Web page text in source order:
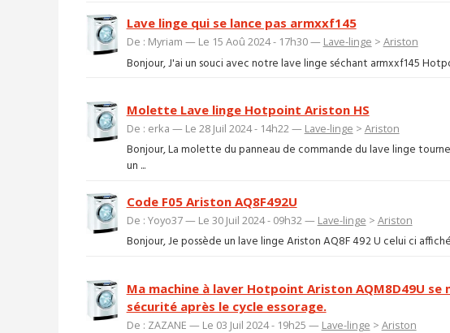
Lave linge qui se lance pas armxxf145
De : Myriam — Le 15 Aoû 2024 - 17h30 — Lave-linge > Ariston
Bonjour, J'ai un souci avec notre lave linge séchant armxxf145
Molette Lave linge Hotpoint Ariston HS
De : erka — Le 28 Juil 2024 - 14h22 — Lave-linge > Ariston
Bonjour, La molette du panneau de commande du lave linge
un ...
Code F05 Ariston AQ8F492U
De : Yoyo37 — Le 30 Juil 2024 - 09h32 — Lave-linge > Ariston
Bonjour, Je possède un lave linge Ariston AQ8F 492 U celui ci
Ma machine à laver Hotpoint Ariston AQM8D49U se
sécurité après le cycle essorage.
De : ZAZANE — Le 03 Juil 2024 - 19h25 — Lave-linge > Ariston